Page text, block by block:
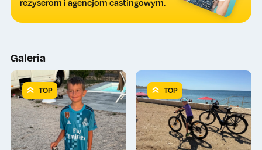
rezyserom i agencjom castingowym.
Galeria
TOP TOP